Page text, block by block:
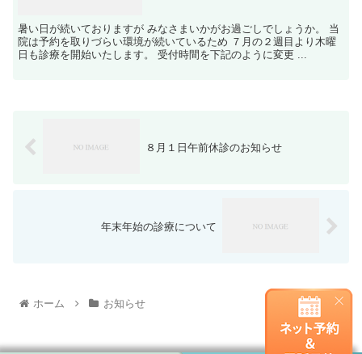
暑い日が続いておりますが みなさまいかがお過ごしでしょうか。 当
院は予約を取りづらい環境が続いているため ７月の２週目より木曜
日も診療を開始いたします。 受付時間を下記のように変更 ...
８月１日午前休診のお知らせ
年末年始の診療について
ホーム お知らせ